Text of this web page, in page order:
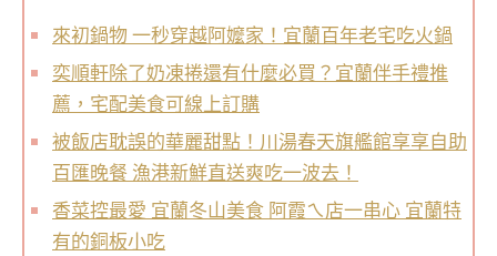
來初鍋物 一秒穿越阿嬤家！宜蘭百年老宅吃火鍋
奕順軒除了奶凍捲還有什麼必買？宜蘭伴手禮推
薦，宅配美食可線上訂購
被飯店耽誤的華麗甜點！川湯春天旗艦館享享自助
百匯晚餐 漁港新鮮直送爽吃一波去！
香菜控最愛 宜蘭冬山美食 阿霞ㄟ店一串心 宜蘭特
有的銅板小吃